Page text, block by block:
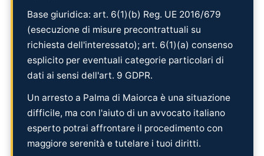
Base giuridica: art. 6(1)(b) Reg. UE 2016/679
(esecuzione di misure precontrattuali su
richiesta dell'interessato); art. 6(1)(a) consenso
esplicito per eventuali categorie particolari di
dati ai sensi dell'art. 9 GDPR.
Un arresto a Palma di Maiorca è una situazione
difficile, ma con l'aiuto di un avvocato italiano
esperto potrai affrontare il procedimento con
maggiore serenità e tutelare i tuoi diritti.